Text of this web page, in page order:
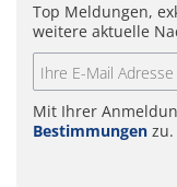
Top Meldungen,
weitere aktuelle
Mit Ihrer
Bestimmungen zu.